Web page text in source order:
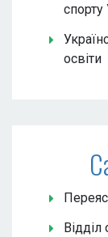
спорту
освіти
Відділ